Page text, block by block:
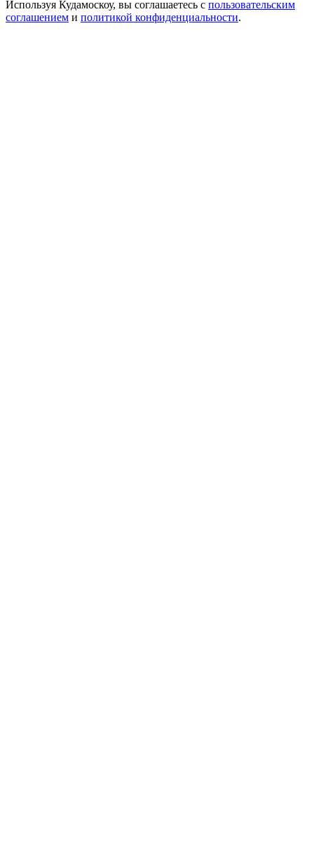
Используя Кудамоскоу, вы соглашаетесь с пользовательским
соглашением и политикой конфиденциальности.